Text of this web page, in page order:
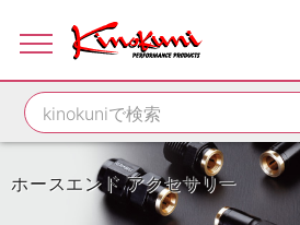
ホースエンド アクセサリー